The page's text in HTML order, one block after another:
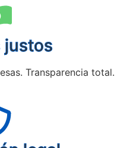
justos
Transparencia total.